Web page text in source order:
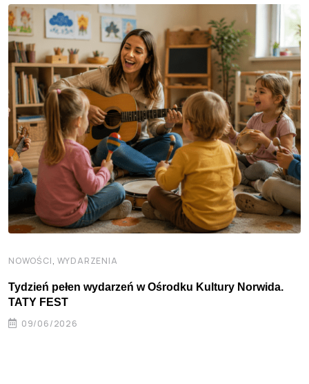
NOWOŚCI, WYDARZENIA
Tydzień pełen wydarzeń w Ośrodku Kultury Norwida.
TATY FEST
09/06/2026